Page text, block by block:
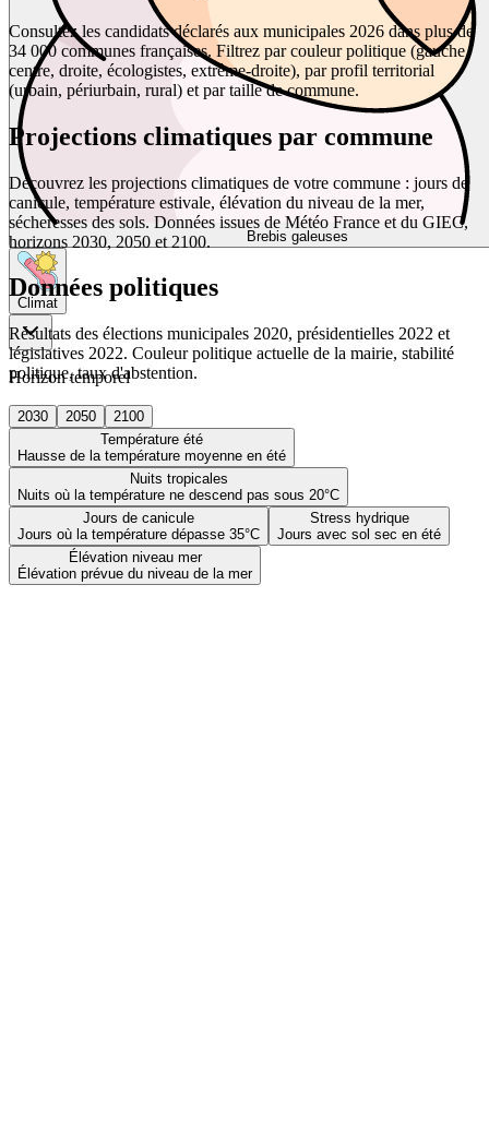
Brebis galeuses
Climat
Horizon temporel
2030 2050
2100
Température été
Hausse de la température moyenne en été
Nuits tropicales
Nuits où la température ne descend pas sous 20°C
Jours de canicule
Jours où la température dépasse 35°C
Stress hydrique
Jours avec sol sec en été
Élévation niveau mer
Élévation prévue du niveau de la mer
Consultez les candidats déclarés aux municipales 2026 dans plus de
34 000 communes françaises. Filtrez par couleur politique (gauche,
centre, droite, écologistes, extrême-droite), par profil territorial
(urbain, périurbain, rural) et par taille de commune.
Projections climatiques par commune
Découvrez les projections climatiques de votre commune : jours de
canicule, température estivale, élévation du niveau de la mer,
sécheresses des sols. Données issues de Météo France et du GIEC,
horizons 2030, 2050 et 2100.
Données politiques
Résultats des élections municipales 2020, présidentielles 2022 et
législatives 2022. Couleur politique actuelle de la mairie, stabilité
politique, taux d'abstention.